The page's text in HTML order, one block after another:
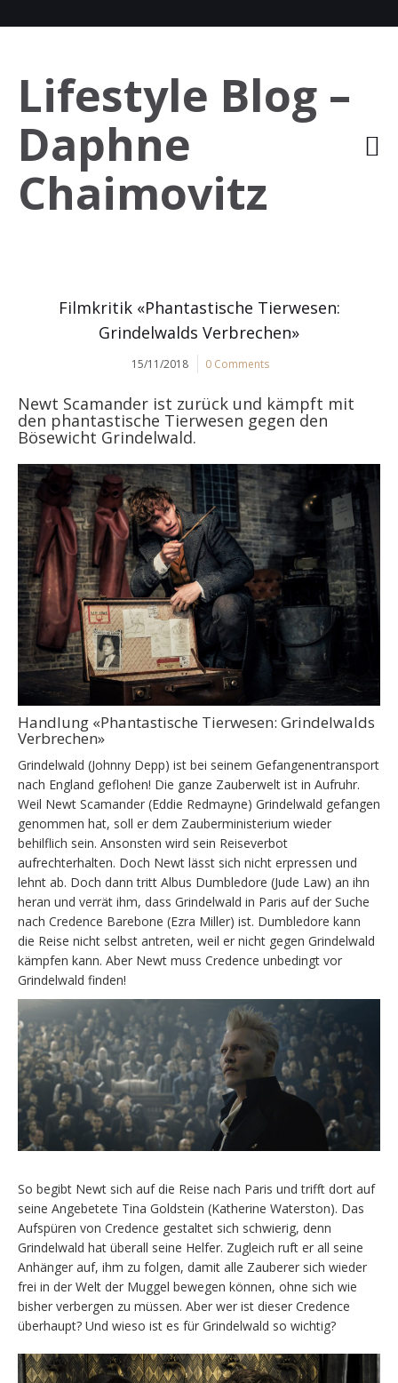
Lifestyle Blog –
Daphne
Chaimovitz
Filmkritik «Phantastische Tierwesen:
Grindelwalds Verbrechen»
15/11/2018 0 Comments
Newt Scamander ist zurück und kämpft mit
den phantastische Tierwesen gegen den
Bösewicht Grindelwald.
Handlung «Phantastische Tierwesen: Grindelwalds
Verbrechen»
Grindelwald (Johnny Depp) ist bei seinem Gefangenentransport
nach England geflohen! Die ganze Zauberwelt ist in Aufruhr.
Weil Newt Scamander (Eddie Redmayne) Grindelwald gefangen
genommen hat, soll er dem Zauberministerium wieder
behilflich sein. Ansonsten wird sein Reiseverbot
aufrechterhalten. Doch Newt lässt sich nicht erpressen und
lehnt ab. Doch dann tritt Albus Dumbledore (Jude Law) an ihn
heran und verrät ihm, dass Grindelwald in Paris auf der Suche
nach Credence Barebone (Ezra Miller) ist. Dumbledore kann
die Reise nicht selbst antreten, weil er nicht gegen Grindelwald
kämpfen kann. Aber Newt muss Credence unbedingt vor
Grindelwald finden!
So begibt Newt sich auf die Reise nach Paris und trifft dort auf
seine Angebetete Tina Goldstein (Katherine Waterston). Das
Aufspüren von Credence gestaltet sich schwierig, denn
Grindelwald hat überall seine Helfer. Zugleich ruft er all seine
Anhänger auf, ihm zu folgen, damit alle Zauberer sich wieder
frei in der Welt der Muggel bewegen können, ohne sich wie
bisher verbergen zu müssen. Aber wer ist dieser Credence
überhaupt? Und wieso ist es für Grindelwald so wichtig?